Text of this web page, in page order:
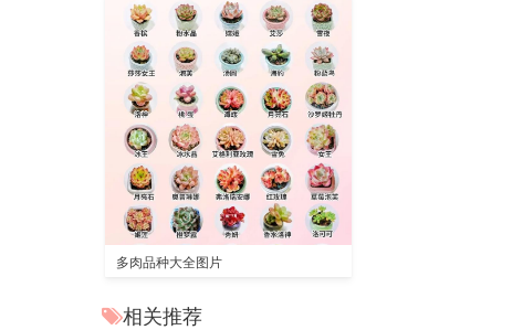
多肉品种大全图片
相关推荐